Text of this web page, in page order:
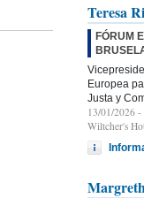
Teresa
FÓRUM
Europea
Justa y
13/01/2026 -
Wiltcher's